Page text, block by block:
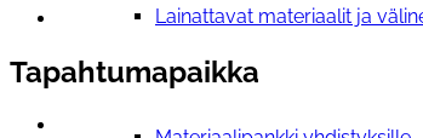
Lainattavat materiaalit ja
Tapahtumapaikka